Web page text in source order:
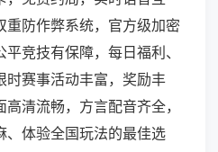
重防作弊系统，官方级加密
竞技有保障，每日福利、
时赛事活动丰富，奖励丰
清流畅，方言配音齐全，
、体验全国玩法的最佳选